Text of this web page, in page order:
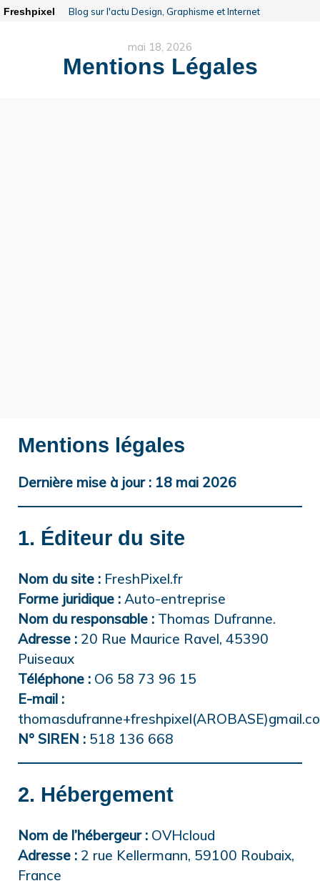
Freshpixel Blog sur l'actu Design, Graphisme et Internet
mai 18, 2026
Mentions Légales
Mentions légales
Dernière mise à jour : 18 mai 2026
1. Éditeur du site
Nom du site : FreshPixel.fr
Forme juridique : Auto-entreprise
Nom du responsable : Thomas Dufranne.
Adresse : 20 Rue Maurice Ravel, 45390
Puiseaux
Téléphone : O6 58 73 96 15
E-mail :
N° SIREN : 518 136 668
2. Hébergement
Nom de l’hébergeur : OVHcloud
Adresse : 2 rue Kellermann, 59100 Roubaix,
France